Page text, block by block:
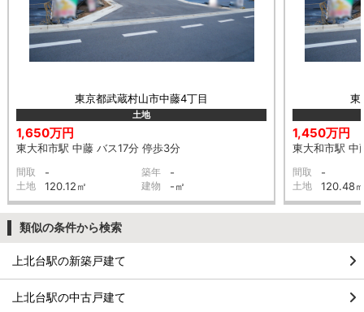
東京都武蔵村山市中藤4丁目
土地
1,650万円
東大和市駅 中藤 バス17分 停歩3分
間取 - 築年 -
土地 120.12㎡ 建物 -㎡
東
1,450万円
東大和市駅 中
間取 -
土地 120.48
類似の条件から検索
上北台駅の新築戸建て
上北台駅の中古戸建て